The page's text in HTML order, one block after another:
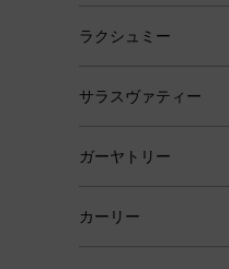
ラクシュミー
サラスヴァティー
ガーヤトリー
カーリー